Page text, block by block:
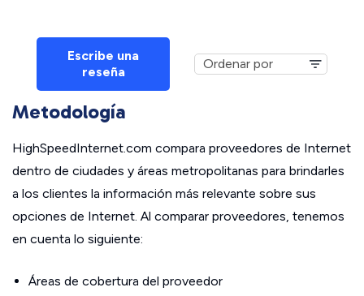
Escribe una
reseña
Metodología
HighSpeedInternet.com compara proveedores de Internet
dentro de ciudades y áreas metropolitanas para brindarles
a los clientes la información más relevante sobre sus
opciones de Internet. Al comparar proveedores, tenemos
en cuenta lo siguiente:
Áreas de cobertura del proveedor